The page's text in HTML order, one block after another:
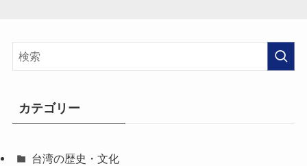
カテゴリー
台湾の歴史・文化